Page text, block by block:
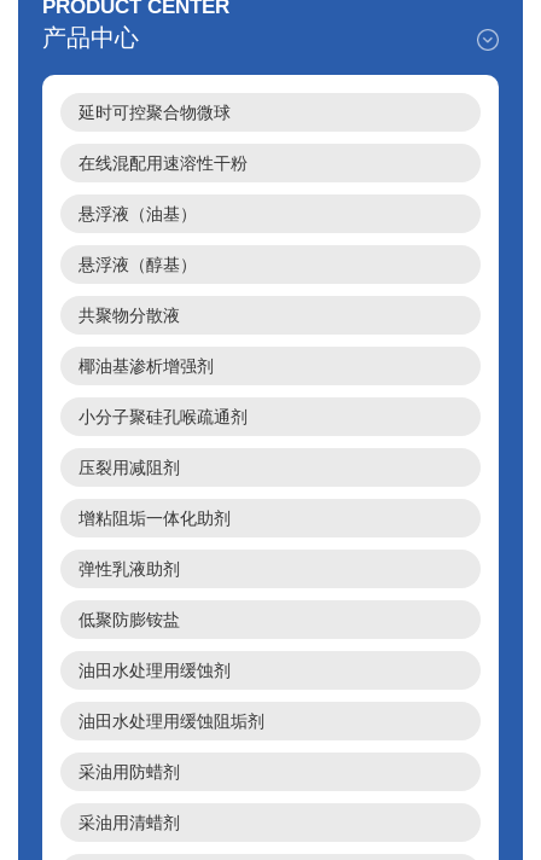
PRODUCT CENTER
产品中心
延时可控聚合物微球
在线混配用速溶性干粉
悬浮液（油基）
悬浮液（醇基）
共聚物分散液
椰油基渗析增强剂
小分子聚硅孔喉疏通剂
压裂用减阻剂
增粘阻垢一体化助剂
弹性乳液助剂
低聚防膨铵盐
油田水处理用缓蚀剂
油田水处理用缓蚀阻垢剂
采油用防蜡剂
采油用清蜡剂